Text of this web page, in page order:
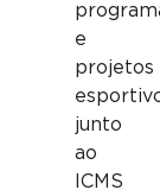
e
projetos
junto
ao
ICMS